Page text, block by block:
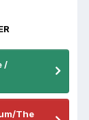
/
The